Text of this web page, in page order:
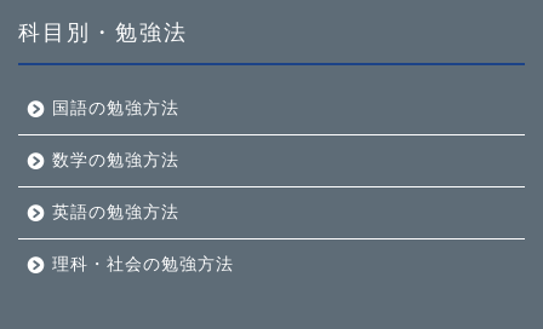
科目別・勉強法
国語の勉強方法
数学の勉強方法
英語の勉強方法
理科・社会の勉強方法